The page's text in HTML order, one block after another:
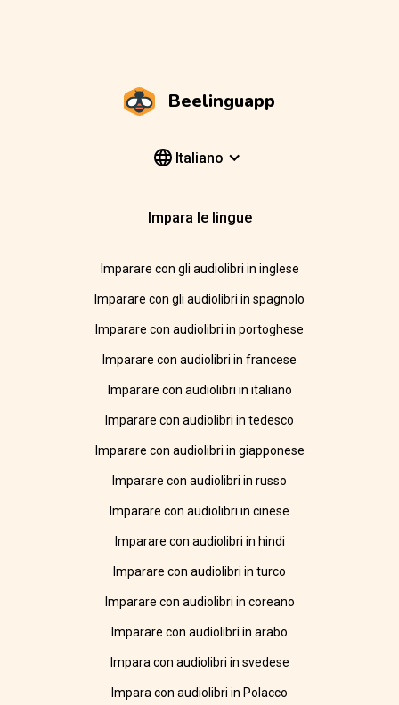
Beelinguapp
Italiano
Impara le lingue
Imparare con gli audiolibri in inglese
Imparare con gli audiolibri in spagnolo
Imparare con audiolibri in portoghese
Imparare con audiolibri in francese
Imparare con audiolibri in italiano
Imparare con audiolibri in tedesco
Imparare con audiolibri in giapponese
Imparare con audiolibri in russo
Imparare con audiolibri in cinese
Imparare con audiolibri in hindi
Imparare con audiolibri in turco
Imparare con audiolibri in coreano
Imparare con audiolibri in arabo
Impara con audiolibri in svedese
Impara con audiolibri in Polacco